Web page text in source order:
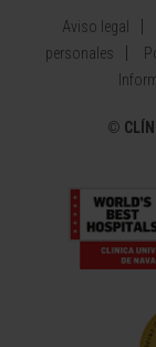
Aviso legal
personales
©